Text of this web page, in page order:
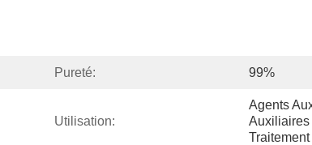
Pureté: 99%
Utilisation:
Agents
Auxiliaires